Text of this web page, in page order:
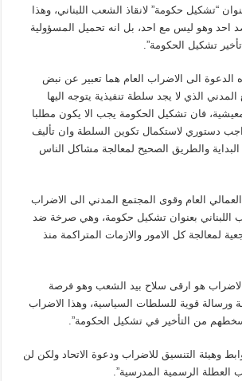
“تشكيل حكومة” لانقاذ الشعب اللبناني، وهذا
احد وهو ليس مع احد، بل انه تحميل المسؤولية
تشكيل الحكومة”.
الدعوة الى الاضراب العام هما تعبير عن نبض
الذي لا يجد سلطة تنفيذية يتوجه اليها
فان تشكيل الحكومة يجب الا يكون مطلبا
دستوري لاستكمال تكوين السلطة وان تأليف
والطريق الصحيح لمعالجة مشاكل الناس
العام وقوى المجتمع المدني الى الاضراب
اللبناني بعنوان تشكيل حكومة، وهي صرخة ضد
لمعالجة كل الامور والازمات المتراكمة منذ
هو ارقى سلاح بيد الشعب وهو فرصة
ورسالة قوية للسلطات السياسية، وهذا الاضراب
من التأخير في تشكيل الحكومة”.
وهيئة التنسيق للاضراب ودعوة الاتحاد ولكن لن
العطلة الرسمية المدرسية”.